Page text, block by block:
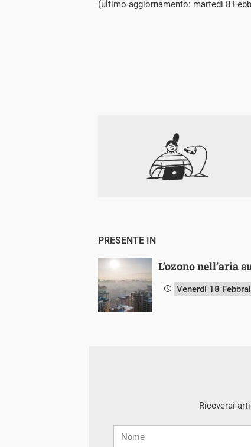
(ultimo aggiornamento: martedì 8
PRESENTE IN
L’ozono nell’aria
Venerdì 18
Riceverai
mail